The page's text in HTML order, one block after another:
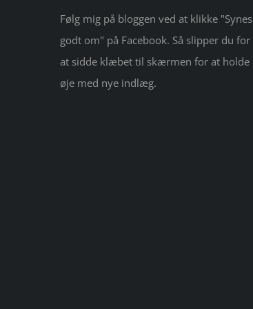
Følg mig på bloggen ved at klikke "Synes
godt om" på Facebook. Så slipper du for
at sidde klæbet til skærmen for at holde
øje med nye indlæg.